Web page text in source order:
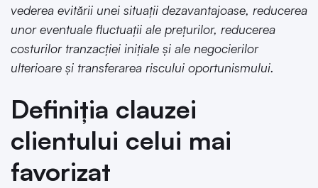
vederea evitării unei situații dezavantajoase, reducerea
unor eventuale fluctuații ale prețurilor, reducerea
costurilor tranzacției inițiale și ale negocierilor
ulterioare și transferarea riscului oportunismului.
Definiția clauzei
clientului celui mai
favorizat